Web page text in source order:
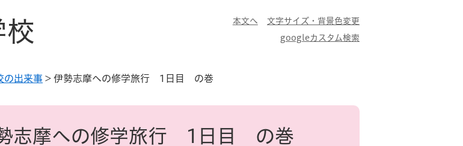
校 本文へ
文字サイズ・背景色変更
googleカスタム検索
の出来事 > 伊勢志摩への修学旅行 1日目 の巻
志摩への修学旅行 1日目 の巻